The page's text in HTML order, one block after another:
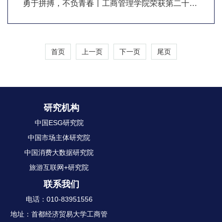
勇于拼搏，不负青春丨工商管理学院荣获第二十届
首页 上一页 下一页 尾页
研究机构
中国ESG研究院
中国市场主体研究院
中国消费大数据研究院
旅游互联网+研究院
联系我们
电话：010-83951556
地址：首都经济贸易大学工商管